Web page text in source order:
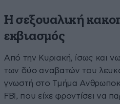
Η σεξουαλική
εκβιασμός
Από την Κυριακή, ίσως και
των δύο αναβατών του
γνωστή στο Τμήμα
FBI, που είχε φροντίσει να